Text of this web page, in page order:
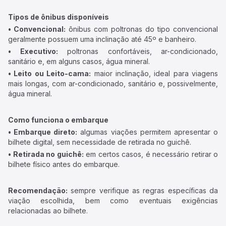
Tipos de ônibus disponíveis
• Convencional: ônibus com poltronas do tipo convencional
geralmente possuem uma inclinação até 45º e banheiro.
• Executivo: poltronas confortáveis, ar-condicionado,
sanitário e, em alguns casos, água mineral.
• Leito ou Leito-cama: maior inclinação, ideal para viagens
mais longas, com ar-condicionado, sanitário e, possivelmente,
água mineral.
Como funciona o embarque
• Embarque direto: algumas viações permitem apresentar o
bilhete digital, sem necessidade de retirada no guichê.
• Retirada no guichê: em certos casos, é necessário retirar o
bilhete físico antes do embarque.
Recomendação: sempre verifique as regras específicas da
viação escolhida, bem como eventuais exigências
relacionadas ao bilhete.